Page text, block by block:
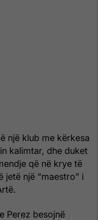
një klub me kërkesa
kalimtar, dhe duket
që në krye të
jetë një “maestro” i
Perez besojnë